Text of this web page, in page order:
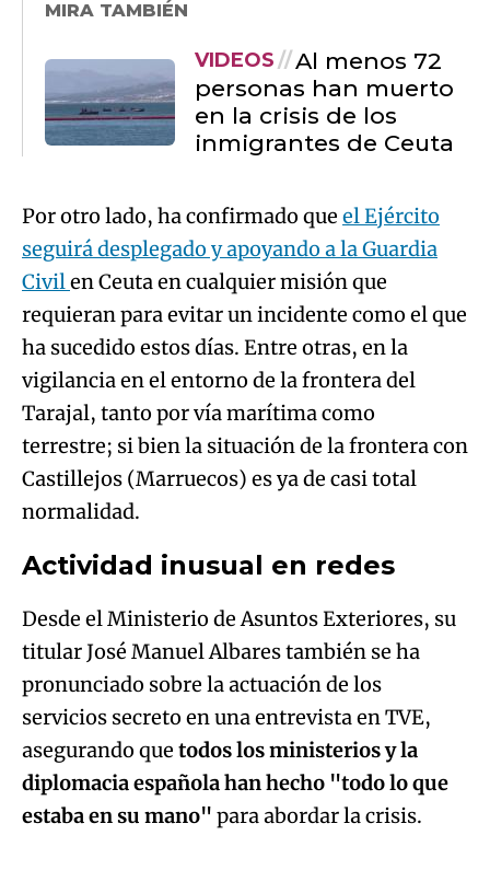
MIRA TAMBIÉN
VIDEOS
Al menos 72
personas han muerto
en la crisis de los
inmigrantes de Ceuta
Por otro lado, ha confirmado que el Ejército
seguirá desplegado y apoyando a la Guardia
Civilen Ceuta en cualquier misión que
requieran para evitar un incidente como el que
ha sucedido estos días. Entre otras, en la
vigilancia en el entorno de la frontera del
Tarajal, tanto por vía marítima como
terrestre; si bien la situación de la frontera con
Castillejos (Marruecos) es ya de casi total
normalidad.
Actividad inusual en redes
Desde el Ministerio de Asuntos Exteriores, su
titular José Manuel Albares también se ha
pronunciado sobre la actuación de los
servicios secreto en una entrevista en TVE,
asegurando que todos los ministerios y la
diplomacia española han hecho "todo lo que
estaba en su mano" para abordar la crisis.